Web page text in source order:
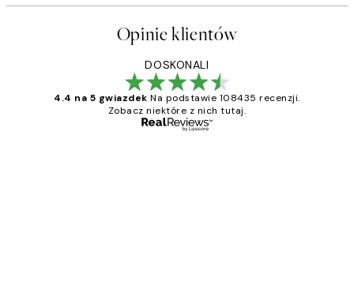
Opinie klientów
DOSKONALI
4.4 na 5 gwiazdek Na podstawie 108435 recenzji.
Zobacz niektóre z nich tutaj.